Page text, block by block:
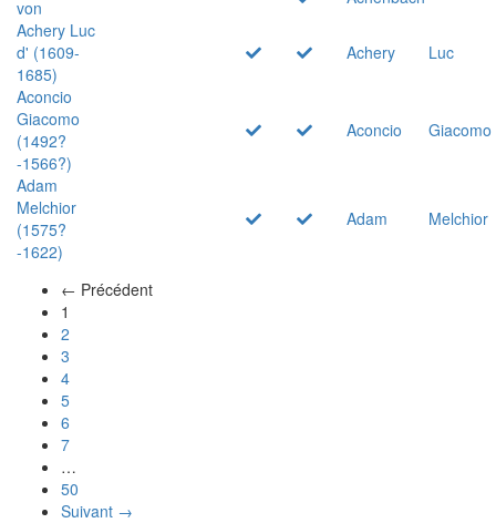
von
Achery Luc
d' (1609-
1685)
Achery
Luc
Aconcio
Giacomo
(1492?
-1566?)
Aconcio Giacomo
Adam
Melchior
(1575?
-1622)
Adam Melchior
← Précédent
1
2
3
4
5
6
7
…
50
Suivant →